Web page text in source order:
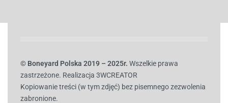
© Boneyard Polska 2019 – 2025r. Wszelkie prawa
zastrzeżone. Realizacja 3WCREATOR
Kopiowanie treści (w tym zdjęć) bez pisemnego zezwolenia
zabronione.